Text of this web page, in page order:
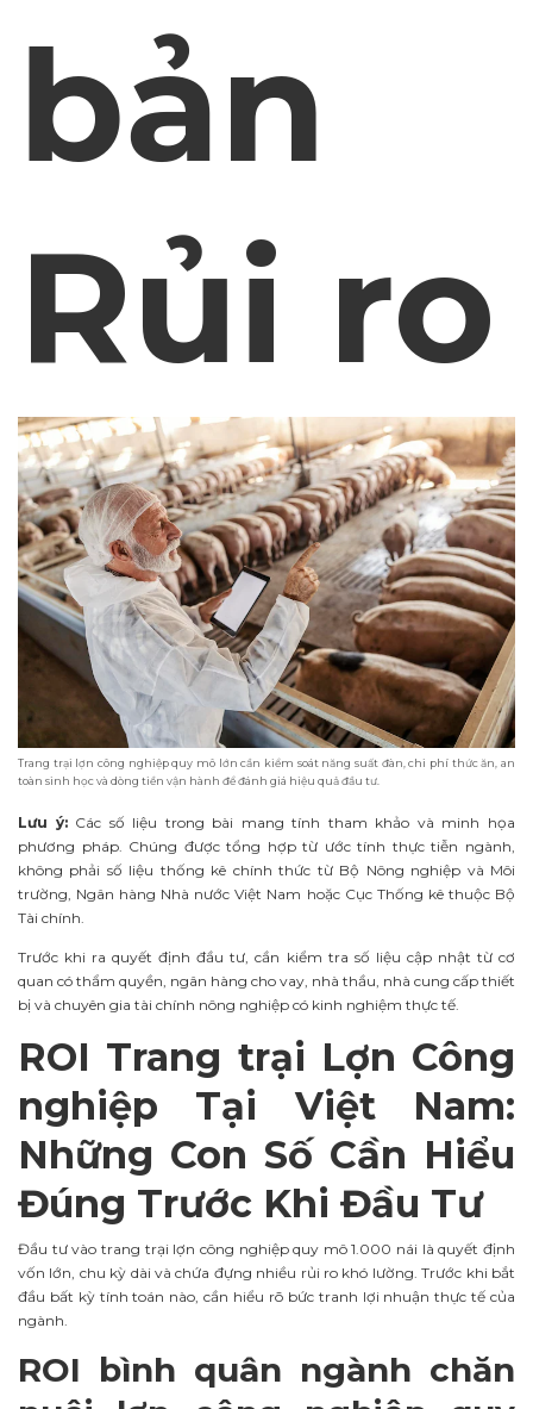
bản
Rủi ro
Trang trại lợn công nghiệp quy mô lớn cần kiểm soát năng suất đàn, chi phí thức ăn, an
toàn sinh học và dòng tiền vận hành để đánh giá hiệu quả đầu tư.
Lưu ý: Các số liệu trong bài mang tính tham khảo và minh họa
phương pháp. Chúng được tổng hợp từ ước tính thực tiễn ngành,
không phải số liệu thống kê chính thức từ Bộ Nông nghiệp và Môi
trường, Ngân hàng Nhà nước Việt Nam hoặc Cục Thống kê thuộc Bộ
Tài chính.
Trước khi ra quyết định đầu tư, cần kiểm tra số liệu cập nhật từ cơ
quan có thẩm quyền, ngân hàng cho vay, nhà thầu, nhà cung cấp thiết
bị và chuyên gia tài chính nông nghiệp có kinh nghiệm thực tế.
ROI Trang trại Lợn Công
nghiệp Tại Việt Nam:
Những Con Số Cần Hiểu
Đúng Trước Khi Đầu Tư
Đầu tư vào trang trại lợn công nghiệp quy mô 1.000 nái là quyết định
vốn lớn, chu kỳ dài và chứa đựng nhiều rủi ro khó lường. Trước khi bắt
đầu bất kỳ tính toán nào, cần hiểu rõ bức tranh lợi nhuận thực tế của
ngành.
ROI bình quân ngành chăn